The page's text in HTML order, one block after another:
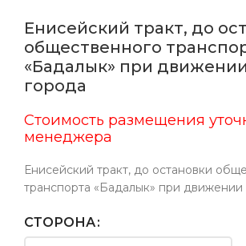
Енисейский тракт, до
общественного
«Бадалык» при
города
Стоимость размещения
менеджера
Енисейский тракт, до остановки
транспорта «Бадалык» при движении
СТОРОНА